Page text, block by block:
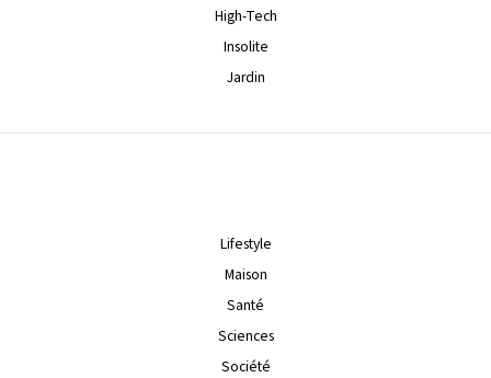
High-Tech
Insolite
Jardin
Lifestyle
Maison
Santé
Sciences
Société